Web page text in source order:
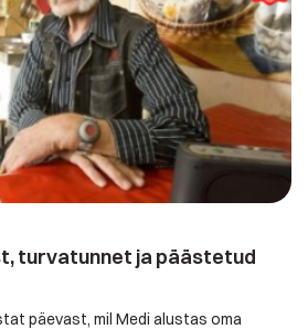
turvatunnet ja päästetud
päevast, mil Medi alustas oma